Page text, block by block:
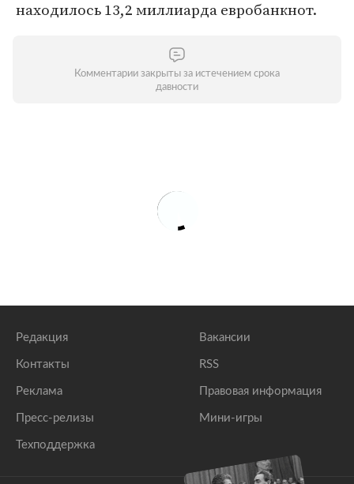
находилось 13,2 миллиарда евробанкнот.
Комментарии закрыты за истечением срока
давности
Редакция
Контакты
Реклама
Пресс-релизы
Техподдержка
Вакансии
RSS
Правовая информация
Мини-игры